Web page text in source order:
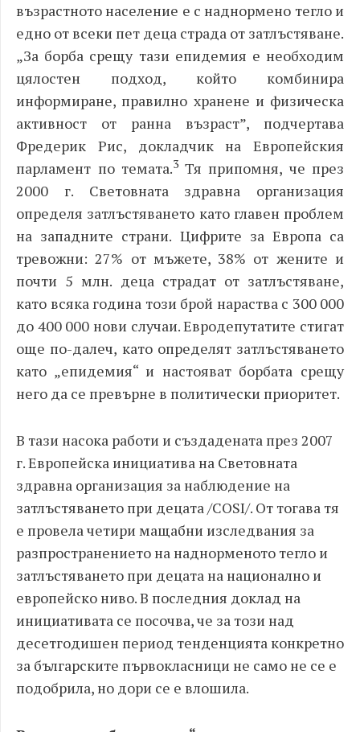
възрастното население е с наднормено тегло и
едно от всеки пет деца страда от затлъстяване.
„За борба срещу тази епидемия е необходим
цялостен подход, който комбинира
информиране, правилно хранене и физическа
активност от ранна възраст”, подчертава
Фредерик Рис, докладчик на Европейския
парламент по темата.3 Тя припомня, че през
2000 г. Световната здравна организация
определя затлъстяването като главен проблем
на западните страни. Цифрите за Европа са
тревожни: 27% от мъжете, 38% от жените и
почти 5 млн. деца страдат от затлъстяване,
като всяка година този брой нараства с 300 000
до 400 000 нови случаи. Евродепутатите стигат
още по-далеч, като определят затлъстяването
като „епидемия“ и настояват борбата срещу
него да се превърне в политически приоритет.
В тази насока работи и създадената през 2007
г. Европейска инициатива на Световната
здравна организация за наблюдение на
затлъстяването при децата/COSI/. От тогава тя
е провела четири мащабни изследвания за
разпространението на наднорменото тегло и
затлъстяването при децата на национално и
европейско ниво. В последния доклад на
инициативата се посочва, че за този над
десетгодишен период тенденцията конкретно
за българските първокласници не само не се е
подобрила, но дори се е влошила.